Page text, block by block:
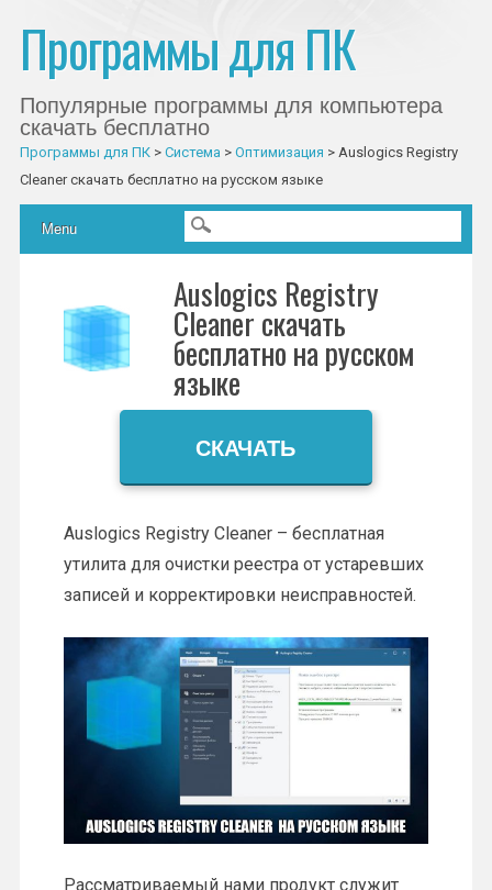
Программы для ПК
Популярные программы для компьютера
скачать бесплатно
Программы для ПК> Система > Оптимизация > Auslogics Registry
Cleaner скачать бесплатно на русском языке
Главное меню
Skip to content
Menu
Auslogics Registry
Cleaner скачать
бесплатно на русском
языке
СКАЧАТЬ
Auslogics Registry Cleaner – бесплатная
утилита для очистки реестра от устаревших
записей и корректировки неисправностей.
Рассматриваемый нами продукт служит